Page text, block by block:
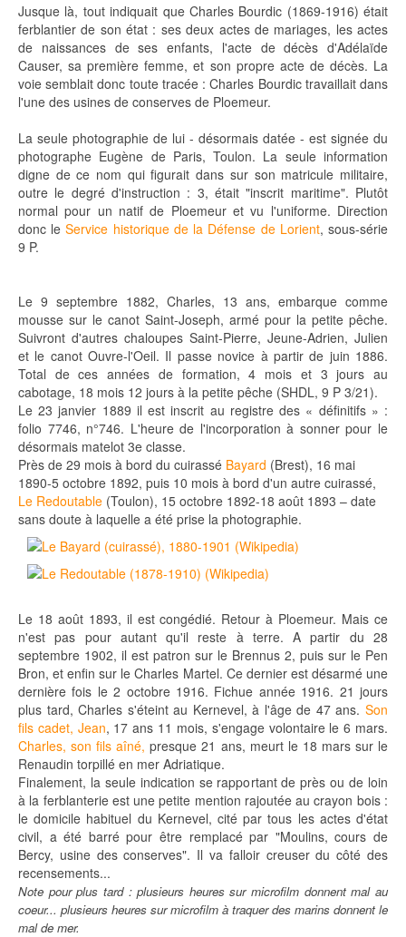
Jusque là, tout indiquait que Charles Bourdic (1869-1916) était
ferblantier de son état : ses deux actes de mariages, les actes
de naissances de ses enfants, l'acte de décès d'Adélaïde
Causer, sa première femme, et son propre acte de décès. La
voie semblait donc toute tracée : Charles Bourdic travaillait dans
l'une des usines de conserves de Ploemeur.
La seule photographie de lui - désormais datée - est signée du
photographe Eugène de Paris, Toulon. La seule information
digne de ce nom qui figurait dans sur son matricule militaire,
outre le degré d'instruction : 3, était "inscrit maritime". Plutôt
normal pour un natif de Ploemeur et vu l'uniforme. Direction
donc leService historique de la Défense de Lorient, sous-série
9 P.
Le 9 septembre 1882, Charles, 13 ans, embarque comme
mousse sur le canot Saint-Joseph, armé pour la petite pêche.
Suivront d'autres chaloupes Saint-Pierre, Jeune-Adrien, Julien
et le canot Ouvre-l'Oeil. Il passe novice à partir de juin 1886.
Total de ces années de formation, 4 mois et 3 jours au
cabotage, 18 mois 12 jours à la petite pêche (SHDL, 9 P 3/21).
Le 23 janvier 1889 il est inscrit au registre des « définitifs » :
folio 7746, n°746. L'heure de l'incorporation à sonner pour le
désormais matelot 3e classe.
Près de 29 mois à bord du cuirassé Bayard (Brest), 16 mai
1890-5 octobre 1892, puis 10 mois à bord d'un autre cuirassé,
Le Redoutable (Toulon), 15 octobre 1892-18 août 1893 – date
sans doute à laquelle a été prise la photographie.
Le 18 août 1893, il est congédié. Retour à Ploemeur. Mais ce
n'est pas pour autant qu'il reste à terre. A partir du 28
septembre 1902, il est patron sur le Brennus 2, puis sur le Pen
Bron, et enfin sur le Charles Martel. Ce dernier est désarmé une
dernière fois le 2 octobre 1916. Fichue année 1916. 21 jours
plus tard, Charles s'éteint au Kernevel, à l'âge de 47 ans. Son
fils cadet, Jean, 17 ans 11 mois, s'engage volontaire le 6 mars.
Charles, son fils aîné,presque 21 ans, meurt le 18 mars sur le
Renaudin torpillé en mer Adriatique.
Finalement, la seule indication se rapportant de près ou de loin
à la ferblanterie est une petite mention rajoutée au crayon bois :
le domicile habituel du Kernevel, cité par tous les actes d'état
civil, a été barré pour être remplacé par "Moulins, cours de
Bercy, usine des conserves". Il va falloir creuser du côté des
recensements...
Note pour plus tard : plusieurs heures sur microfilm donnent mal au
coeur... plusieurs heures sur microfilm à traquer des marins donnent le
mal de mer.